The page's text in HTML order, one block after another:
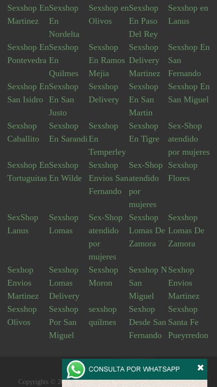
Sexshop En
Martinez
Sexshop
En
Nordelta
Sexshop en
Olivos
Sexshop
En Paso
Del Rey
Sexshop en
Lanus
Sexshop En
Pontevedra
Sexshop
En
Quilmes
Sexshop
En Ramos
Mejia
Sexshop
Delivery
Martinez
Sexshop En
San
Fernando
Sexshop En
San Isidro
Sexshop
En San
Justo
Sexshop
Delivery
Sexshop
En San
Martin
Sexshop En
San Miguel
Sexshop
Caballito
Sexshop
En Sarandi
Sexshop
En
Temperley
Sexshop
En Tigre
Sex-Shop
atendido
por mujeres
Sexshop En
Tortuguitas
Sexshop
En Wilde
Sexshop
Envios San
Fernando
Sex-Shop
atendido
por
mujeres
Sexshop
Flores
SexShop
Lanus
Sexshop
Lomas
Sex-Shop
atendido
por
mujeres
Sexshop
Lomas De
Zamora
Sexshop
Lomas De
Zamora
Sexhop
Envios
Martinez
Sexshop
Lomas
Delivery
Sexshop
Moron
Sexshop N
San
Miguel
Sexhop
Envios
Martinez
Sexshop
Olivos
Sexshop
Por San
Miguel
sexshop
quilmes
Sexhop
Desde San
Fernando
Sexshop
Santa Fe
Pueyrredon
Copyrights © 2026 Derechos reservados esposasdepeluche.com.ar